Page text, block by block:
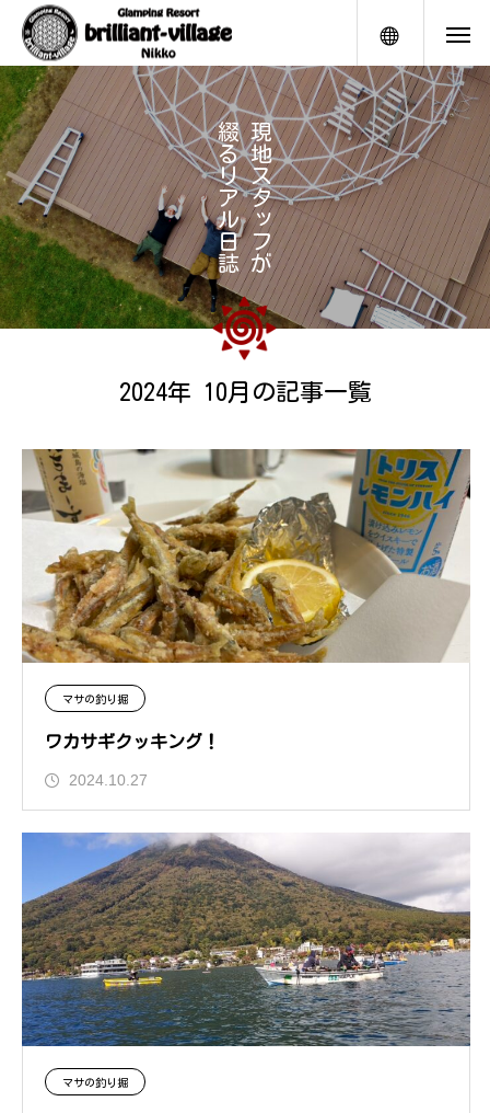
メニュー
現
地
ス
タ
ッ
フ
が
綴
る
リ
ア
ル
日
誌
2024年 10月の記事一覧
マサの釣り掘
ワカサギクッキング！
2024.10.27
マサの釣り掘